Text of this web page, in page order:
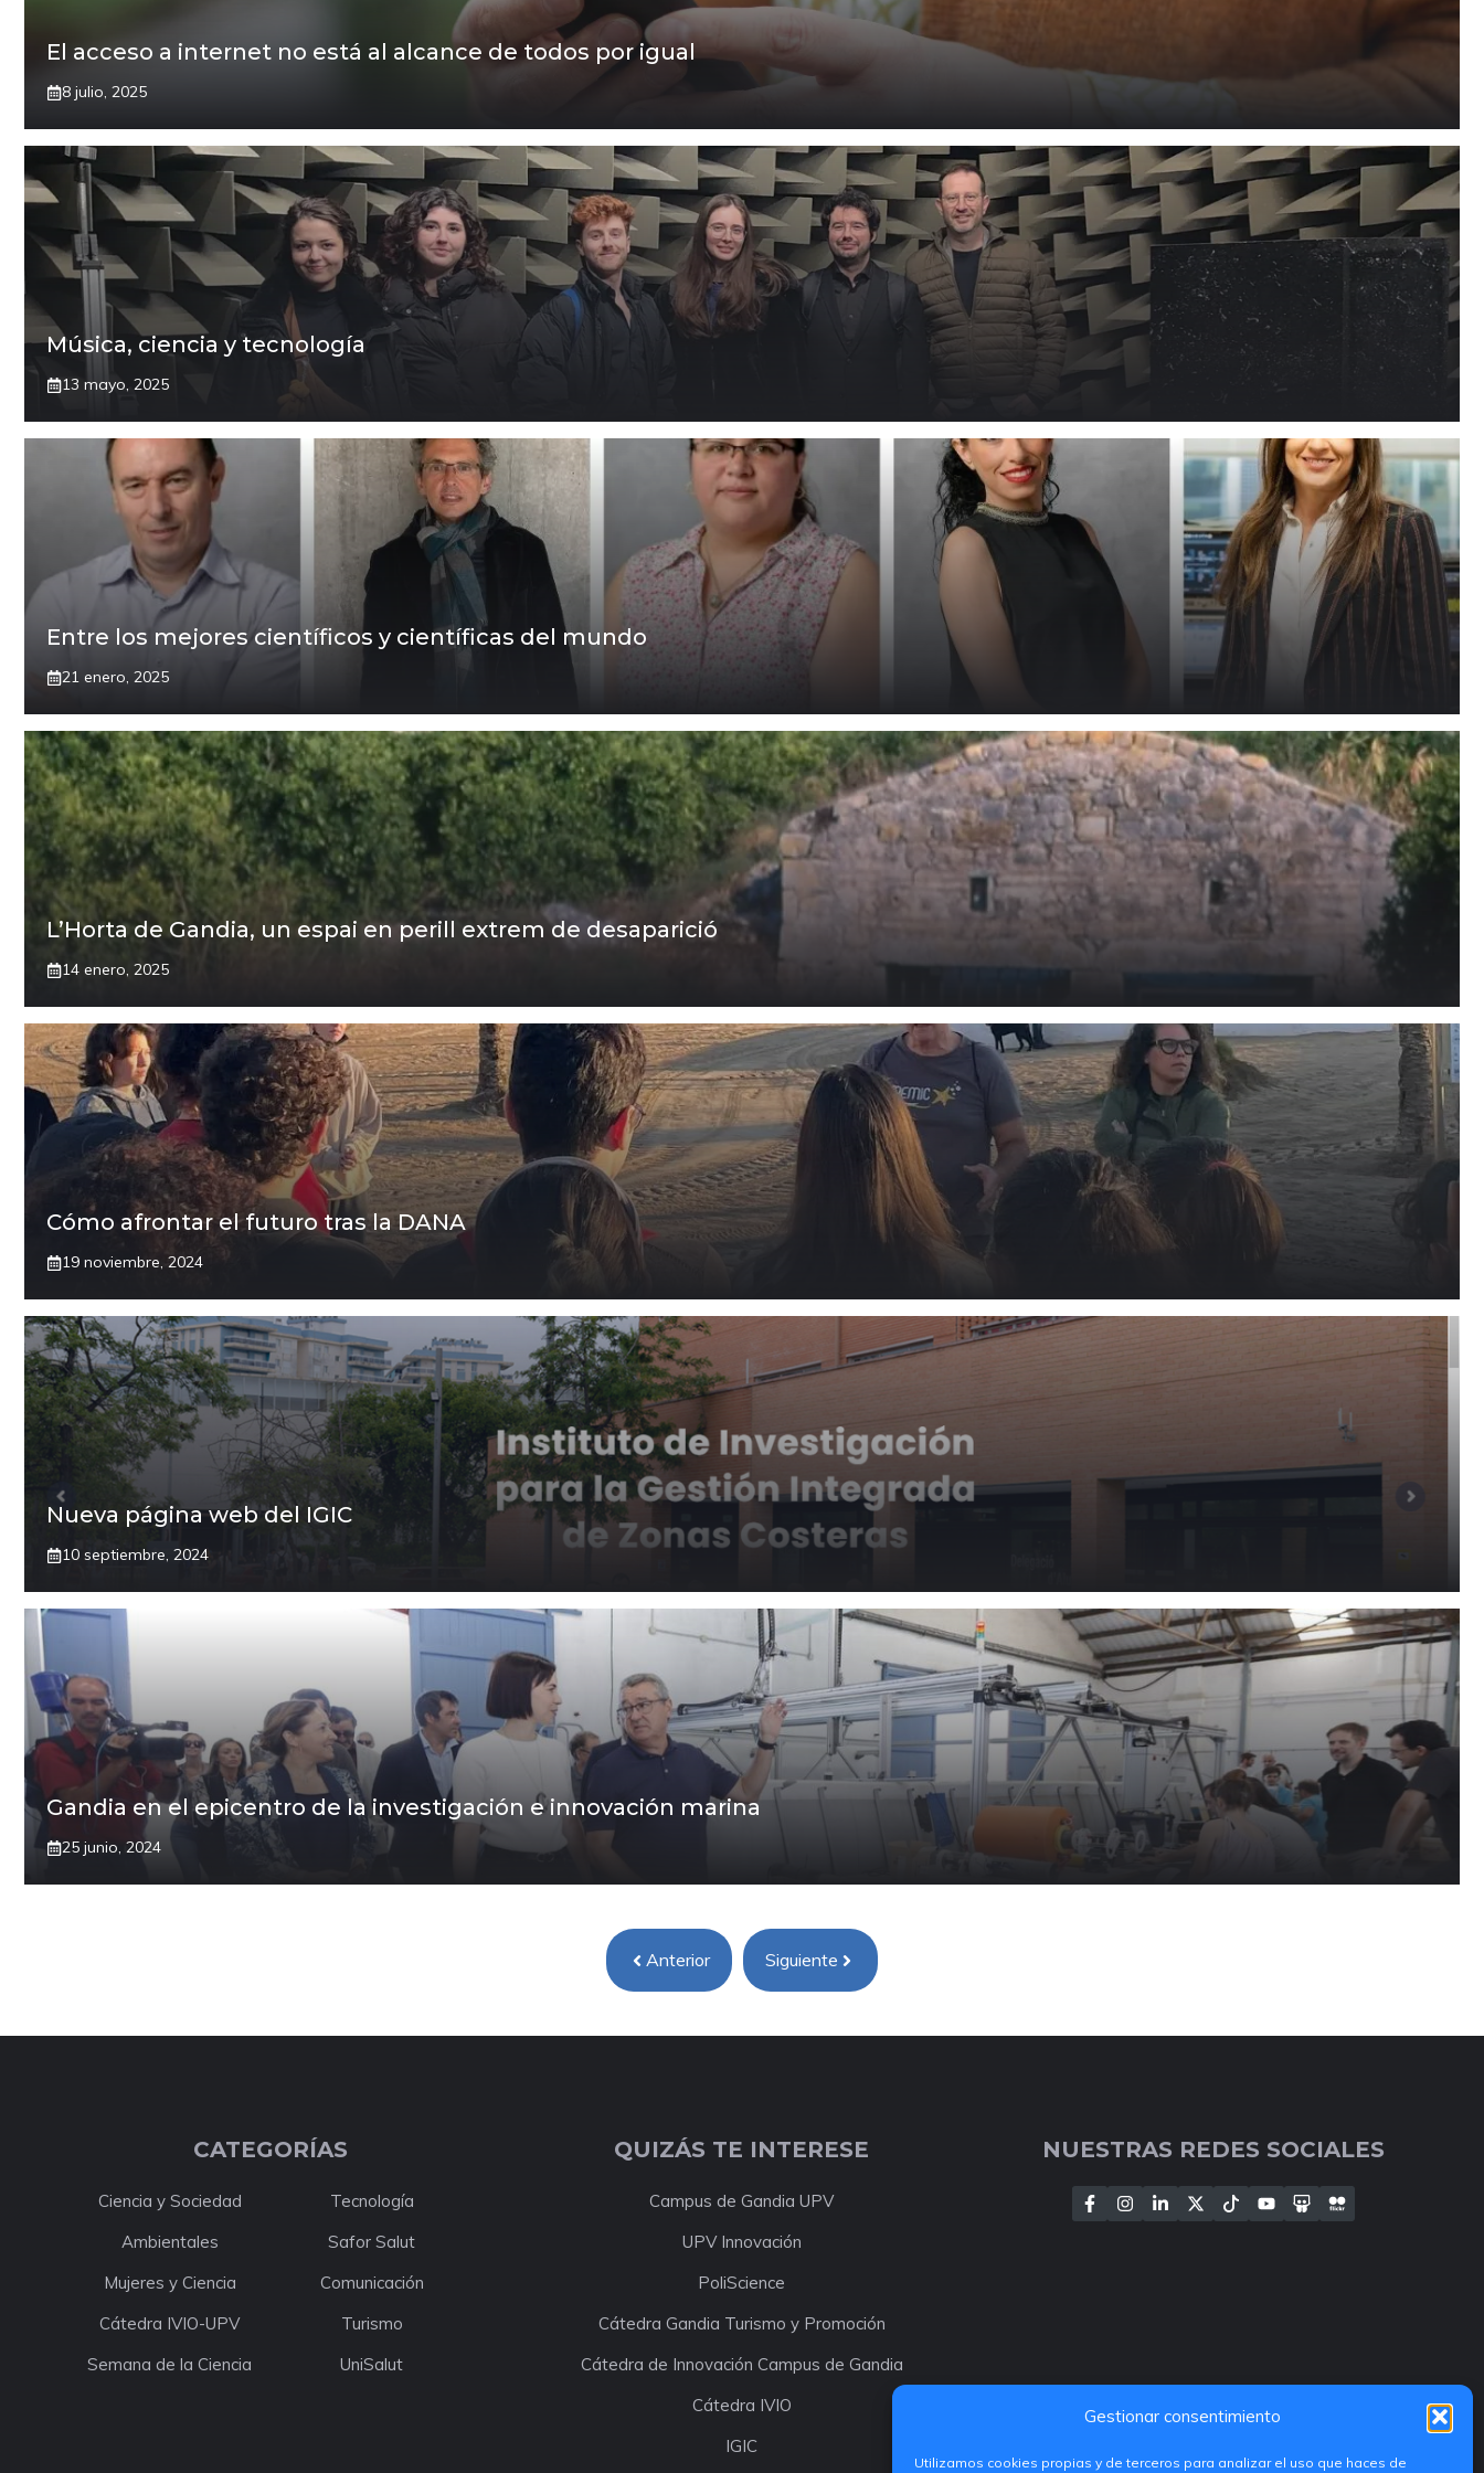
Gestionar consentimiento
Utilizamos cookies propias y de terceros para analizar el uso que haces de
El acceso a internet no está al alcance de todos por igual
8 julio, 2025
Música, ciencia y tecnología
13 mayo, 2025
Entre los mejores científicos y científicas del mundo
21 enero, 2025
L’Horta de Gandia, un espai en perill extrem de desaparició
14 enero, 2025
Cómo afrontar el futuro tras la DANA
19 noviembre, 2024
Nueva página web del IGIC
10 septiembre, 2024
Gandia en el epicentro de la investigación e innovación marina
25 junio, 2024
Anterior Siguiente
CATEGORÍAS
Ciencia y Sociedad
Tecnología
Ambientales
Safor Salut
Mujeres y Ciencia
Comunicación
Cátedra IVIO-UPV
Turismo
Semana de la Ciencia
UniSalut
QUIZÁS TE INTERESE
Campus de Gandia UPV
UPV Innovación
PoliScience
Cátedra Gandia Turismo y Promoción
Cátedra de Innovación Campus de Gandia
Cátedra IVIO
IGIC
NUESTRAS REDES SOCIALES